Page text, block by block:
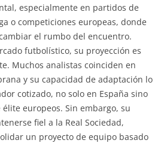
especialmente en partidos de
o competiciones europeas, donde
el rumbo del encuentro.
futbolístico, su proyección es
Muchos analistas coinciden en
y su capacidad de adaptación lo
cotizado, no solo en España sino
europeos. Sin embargo, su
fiel a la Real Sociedad,
un proyecto de equipo basado